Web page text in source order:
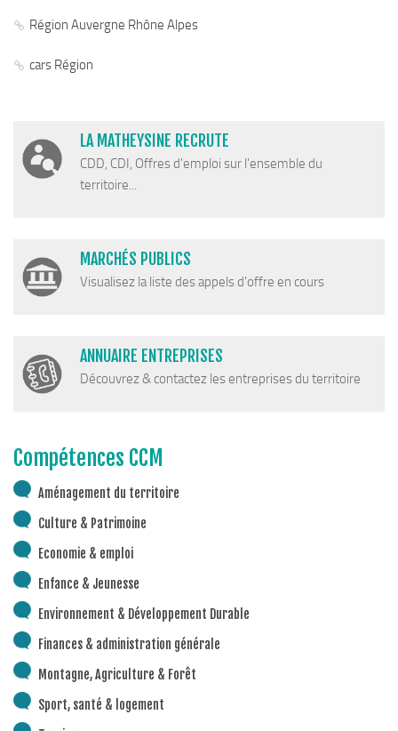
La taxe de séjour
Matheysine Tourisme
Relais Petite Enfance
Grandir en Matheysine
Balades faciles et aires de jeux
Jeunesse
Bus France Services en Matheysine
Santé
Culture, sports & loisirs
Terre de jeux 2024
Equipements et services culturels sur le territoire
Région Auvergne Rhône Alpes
cars Région
LA MATHEYSINE RECRUTE
CDD, CDI, Offres d'emploi sur l'ensemble du
territoire...
MARCHÉS PUBLICS
Visualisez la liste des appels d'offre en cours
ANNUAIRE ENTREPRISES
Découvrez & contactez les entreprises du territoire
Compétences CCM
Aménagement du territoire
Culture & Patrimoine
Economie & emploi
Enfance & Jeunesse
Environnement & Développement Durable
Finances & administration générale
Montagne, Agriculture & Forêt
Sport, santé & logement